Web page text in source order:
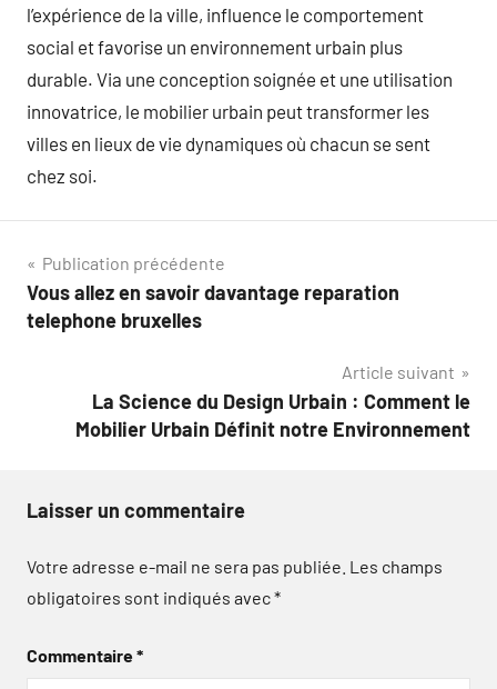
l’expérience de la ville, influence le comportement
social et favorise un environnement urbain plus
durable. Via une conception soignée et une utilisation
innovatrice, le mobilier urbain peut transformer les
villes en lieux de vie dynamiques où chacun se sent
chez soi.
Navigation
de
Publication précédente
Vous allez en savoir davantage reparation
telephone bruxelles
Article suivant
La Science du Design Urbain : Comment le
Mobilier Urbain Définit notre Environnement
Laisser un commentaire
Votre adresse e-mail ne sera pas publiée. Les champs
obligatoires sont indiqués avec*
Commentaire*